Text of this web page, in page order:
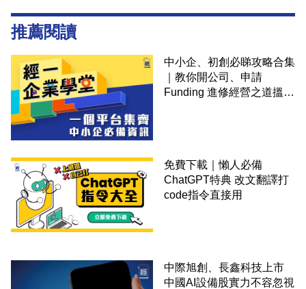
推薦閱讀
中小企、初創必睇攻略合集
｜教你開公司、申請
Funding 進修經營之道搵大
免費下載｜懶人必備
ChatGPT特典 改文翻譯打
code指令直接用
中際旭創、長鑫科技上市
中國AI設備股實力不容忽視